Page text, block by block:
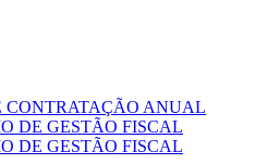
CONTRATAÇÃO ANUAL
DE GESTÃO FISCAL
DE GESTÃO FISCAL